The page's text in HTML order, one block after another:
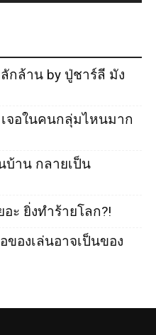
กล้าน by ปู่ชาร์ลี มัง
จอในคนกลุ่มไหนมาก
บ้าน กลายเป็น
ะ ยิ่งทำร้ายโลก?!
ของเล่นอาจเป็นของ